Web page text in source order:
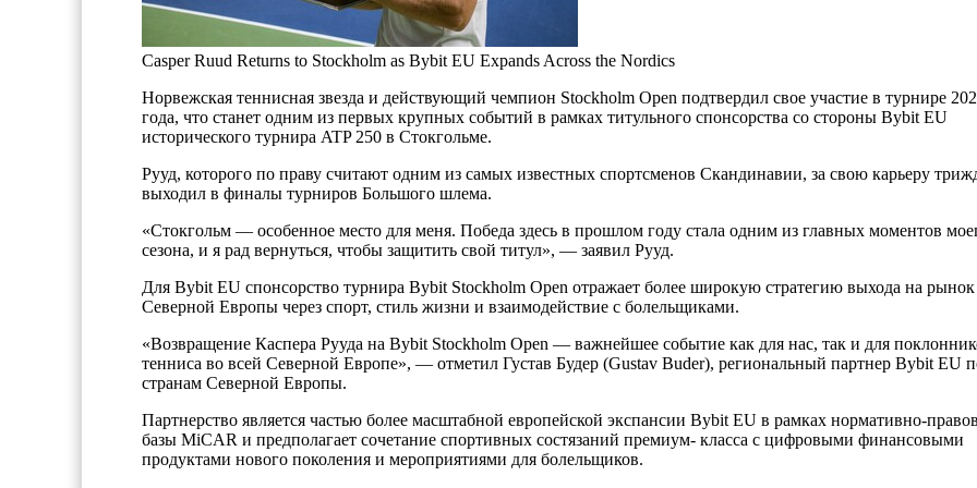
Casper Ruud Returns to Stockholm as Bybit EU Expands Across the Nordics
Норвежская теннисная звезда и действующий чемпион Stockholm Open подтвердил свое участие в турнире
года, что станет одним из первых крупных событий в рамках титульного спонсорства со стороны Bybit EU
исторического турнира ATP 250 в Стокгольме.
Рууд, которого по праву считают одним из самых известных спортсменов Скандинавии, за свою карьеру
выходил в финалы турниров Большого шлема.
«Стокгольм — особенное место для меня. Победа здесь в прошлом году стала одним из главных моментов
сезона, и я рад вернуться, чтобы защитить свой титул», — заявил Рууд.
Для Bybit EU спонсорство турнира Bybit Stockholm Open отражает более широкую стратегию выхода на рынок
Северной Европы через спорт, стиль жизни и взаимодействие с болельщиками.
«Возвращение Каспера Рууда на Bybit Stockholm Open — важнейшее событие как для нас, так и для
тенниса во всей Северной Европе», — отметил Густав Будер (Gustav Buder), региональный партнер Bybit EU
странам Северной Европы.
Партнерство является частью более масштабной европейской экспансии Bybit EU в рамках нормативно-
базы MiCAR и предполагает сочетание спортивных состязаний премиум- класса с цифровыми финансовыми
продуктами нового поколения и мероприятиями для болельщиков.